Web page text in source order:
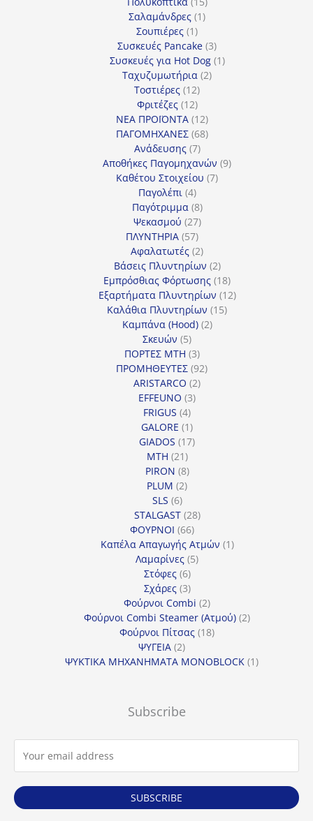
προϊόντα
Σαλαμάνδρες 11
Σουπιέρες 11
προϊόν
Συσκευές Pancake 33
προϊόντα
Συσκευές για Hot Dog 11
Ταχυζυμωτήρια 22
Τοστιέρες 1212
προϊόντα
Φριτέζες 1212
προϊόντα
ΝΕΑ ΠΡΟΪΟΝΤΑ 1212
προϊόντα
ΠΑΓΟΜΗΧΑΝΕΣ 6868
Ανάδευσης 77
προϊόντα
Αποθήκες Παγομηχανών 99
Καθέτου Στοιχείου 77
Παγολέπι 44
προϊόντα
Παγότριμμα 88
προϊόντα
Ψεκασμού 2727
προϊόντα
ΠΛΥΝΤΗΡΙΑ 5757
προϊόντα
Αφαλατωτές 22
προϊόντα
Βάσεις Πλυντηρίων 22
προϊόντα
Εμπρόσθιας Φόρτωσης 1818
προϊόντα
Εξαρτήματα Πλυντηρίων 1212
Καλάθια Πλυντηρίων 1515
Καμπάνα (Hood) 22
Σκευών 55
προϊόντα
ΠΟΡΤΕΣ MTH 33
προϊόντα
ΠΡΟΜΗΘΕΥΤΕΣ 9292
ARISTARCO 22
EFFEUNO 33
FRIGUS 44
προϊόντα
GALORE 11
προϊόν
GIADOS 1717
MTH 2121
προϊόντα
PIRON 88
προϊόντα
PLUM 22
SLS 66
προϊόντα
STALGAST 2828
ΦΟΥΡΝΟΙ 6666
προϊόντα
Καπέλα Απαγωγής Ατμών 11
Λαμαρίνες 55
Στόφες 66
προϊόντα
Σχάρες 33
προϊόντα
Φούρνοι Combi 22
προϊόντα
Φούρνοι Combi Steamer (Ατμού) 22
Φούρνοι Πίτσας 1818
ΨΥΓΕΙΑ 22
προϊόντα
ΨΥΚΤΙΚΑ ΜΗΧΑΝΗΜΑΤΑ MONOBLOCK 11
Subscribe
SUBSCRIBE